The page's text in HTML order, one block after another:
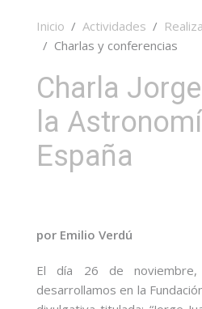
Inicio Actividades
Charlas y conferencias
Charla
la
España
por Emilio Verdú
El día 26 de
desarrollamos en la